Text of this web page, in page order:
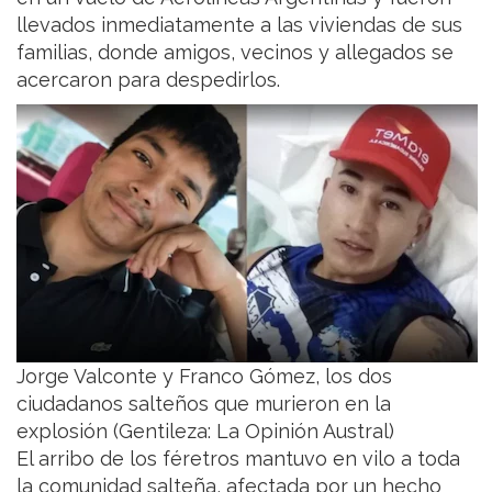
llevados inmediatamente a las viviendas de sus
familias, donde amigos, vecinos y allegados se
acercaron para despedirlos.
Jorge Valconte y Franco Gómez, los dos
ciudadanos salteños que murieron en la
explosión (Gentileza: La Opinión Austral)
El arribo de los féretros mantuvo en vilo a toda
la comunidad salteña, afectada por un hecho